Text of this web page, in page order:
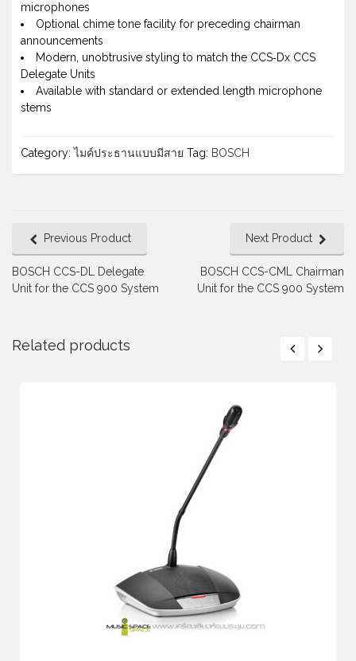
microphones
Optional chime tone facility for preceding chairman
announcements
Modern, unobtrusive styling to match the CCS‑Dx CCS
Delegate Units
Available with standard or extended length microphone
stems
Category:ไมค์ประธานแบบมีสาย Tag: BOSCH
Previous Product
BOSCH CCS-DL Delegate
Unit for the CCS 900 System
Next Product
BOSCH CCS-CML Chairman
Unit for the CCS 900 System
Related products